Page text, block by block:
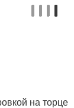
на торце